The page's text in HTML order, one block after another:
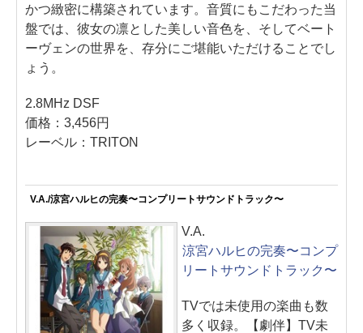
かつ緻密に構築されています。音質にもこだわった当
盤では、彼女の凛とした美しい音色を、そしてベート
ーヴェンの世界を、存分にご堪能いただけることでし
ょう。
2.8MHz DSF
価格：3,456円
レーベル：TRITON
V.A./涼宮ハルヒの完奏〜コンプリートサウンドトラック〜
V.A.
涼宮ハルヒの完奏〜コンプ
リートサウンドトラック〜
TVでは未使用の楽曲も数
多く収録。【劇伴】TV未